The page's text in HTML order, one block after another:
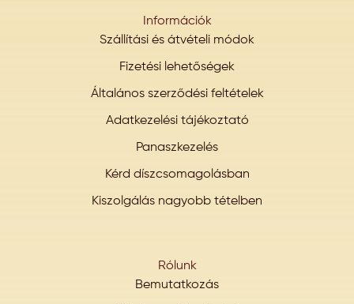
Információk
Szállítási és átvételi módok
Fizetési lehetőségek
Általános szerződési feltételek
Adatkezelési tájékoztató
Panaszkezelés
Kérd díszcsomagolásban
Kiszolgálás nagyobb tételben
Rólunk
Bemutatkozás